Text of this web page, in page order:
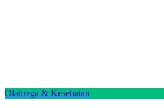
Olahraga & Kesehatan